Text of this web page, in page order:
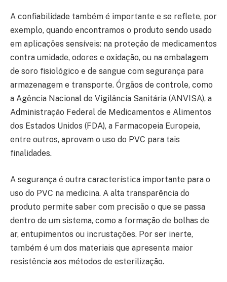
A confiabilidade também é importante e se reflete, por
exemplo, quando encontramos o produto sendo usado
em aplicações sensíveis: na proteção de medicamentos
contra umidade, odores e oxidação, ou na embalagem
de soro fisiológico e de sangue com segurança para
armazenagem e transporte. Órgãos de controle, como
a Agência Nacional de Vigilância Sanitária (ANVISA), a
Administração Federal de Medicamentos e Alimentos
dos Estados Unidos (FDA), a Farmacopeia Europeia,
entre outros, aprovam o uso do PVC para tais
finalidades.
A segurança é outra característica importante para o
uso do PVC na medicina. A alta transparência do
produto permite saber com precisão o que se passa
dentro de um sistema, como a formação de bolhas de
ar, entupimentos ou incrustações. Por ser inerte,
também é um dos materiais que apresenta maior
resistência aos métodos de esterilização.